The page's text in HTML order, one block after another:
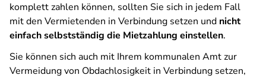
komplett zahlen können, sollten Sie sich in jedem Fall
mit den Vermietenden in Verbindung setzen und nicht
einfach selbstständig die Mietzahlung einstellen.
Sie können sich auch mit Ihrem kommunalen Amt zur
Vermeidung von Obdachlosigkeit in Verbindung setzen,